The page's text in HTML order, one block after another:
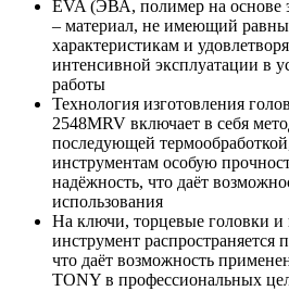
EVA (ЭВА, полимер на основе
– материал, не имеющий
характеристикам и
интенсивной эксплуатации в
работы
Технология изготовления
2548MRV включает в себя
последующей
инструментам особую
надёжность, что даёт
использования
На ключи, торцевые головки и
инструмент распространяется
что даёт возможность
TONY в профессиональных